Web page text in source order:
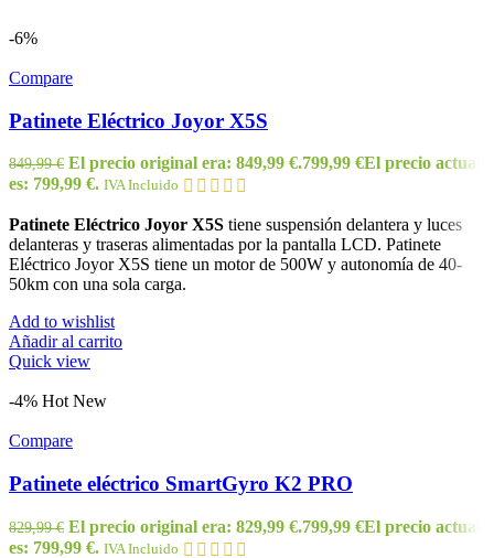
-6%
Compare
Patinete Eléctrico Joyor X5S
849,99€ El precio original era: 849,99 €.799,99 €El precio actual
es: 799,99 €. IVA Incluido
Patinete Eléctrico Joyor X5S tiene suspensión delantera y luces
delanteras y traseras alimentadas por la pantalla LCD. Patinete
Eléctrico Joyor X5S tiene un motor de 500W y autonomía de 40-
50km con una sola carga.
Add to wishlist
Añadir al carrito
Quick view
-4% Hot New
Compare
Patinete eléctrico SmartGyro K2 PRO
829,99€ El precio original era: 829,99 €.799,99 €El precio actual
es: 799,99 €. IVA Incluido